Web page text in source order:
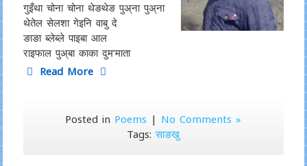
गुइँथा चोना चोना थेङथेङ पुअ्ना पुअ्ना
थेतेल सेलशा गेइनि वाबु दे
ङाङा ब्लेब्ले पाइबा आल
राइफाल पुअ्बा काका दुम’माता
Read More
Posted in Poems | No Comments »
Tags:साङखु